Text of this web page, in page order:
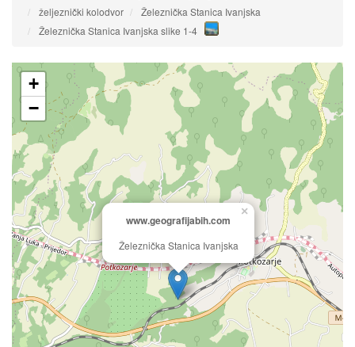
željeznički kolodvor
Železnička Stanica Ivanjska
Železnička Stanica Ivanjska slike 1-4
www.geografijabih.com
Železnička Stanica Ivanjska
×
+
−